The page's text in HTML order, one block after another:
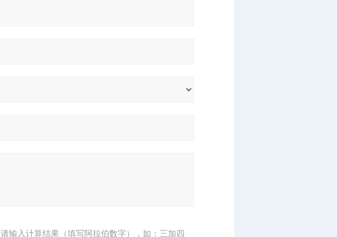
请输入计算结果（填写阿拉伯数字），如：三加四